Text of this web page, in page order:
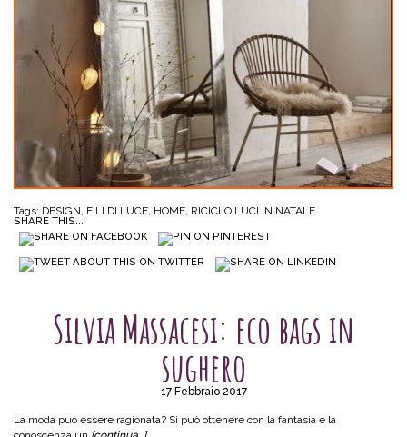
Tags: DESIGN, FILI DI LUCE, HOME, RICICLO LUCI IN NATALE
SHARE THIS...
Silvia Massacesi: eco bags in
sughero
17 Febbraio 2017
La moda può essere ragionata? Si può ottenere con la fantasia e la